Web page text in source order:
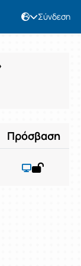
Σύνδεση
Πρόσβαση